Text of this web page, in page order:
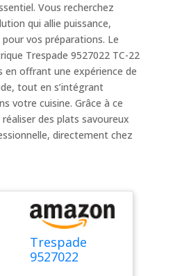
Vous recherchez
qui allie puissance,
vos préparations. Le
Trespade 9527022 TC-22
offrant une expérience de
tout en s’intégrant
votre cuisine. Grâce à ce
des plats savoureux
directement chez
Trespade
9527022